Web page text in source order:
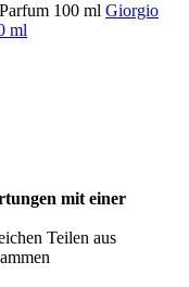
Giorgio
ml
mit einer
Teilen aus